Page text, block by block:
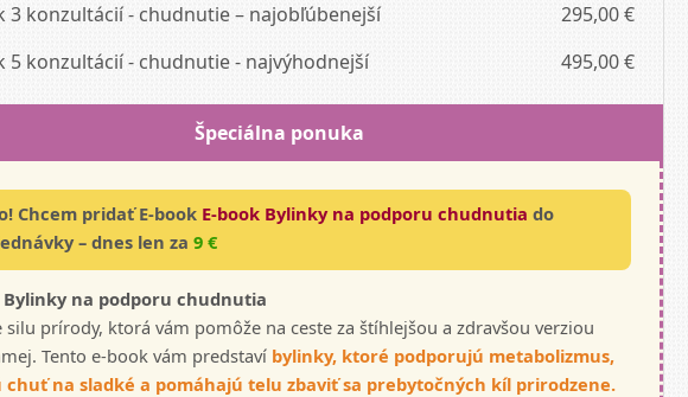
3 konzultácií - chudnutie – najobľúbenejší
295,00 €
5 konzultácií - chudnutie - najvýhodnejší
495,00 €
Špeciálna ponuka
Chcem pridať E-book E-book Bylinky na podporu chudnutia do
– dnes len za 9 €
Bylinky na podporu chudnutia
silu prírody, ktorá vám pomôže na ceste za štíhlejšou a zdravšou verziou
Tento e-book vám predstaví bylinky, ktoré podporujú metabolizmus,
chuť na sladké a pomáhajú telu zbaviť sa prebytočných kíl prirodzene.